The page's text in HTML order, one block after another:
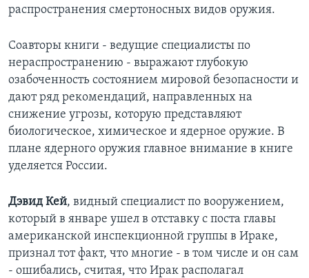
распространения смертоносных видов оружия.
Соавторы книги - ведущие специалисты по
нераспространению - выражают глубокую
озабоченность состоянием мировой безопасности и
дают ряд рекомендаций, направленных на
снижение угрозы, которую представляют
биологическое, химическое и ядерное оружие. В
плане ядерного оружия главное внимание в книге
уделяется России.
Дэвид Кей, видный специалист по вооружением,
который в январе ушел в отставку с поста главы
американской инспекционной группы в Ираке,
признал тот факт, что многие - в том числе и он сам
- ошибались, считая, что Ирак располагал